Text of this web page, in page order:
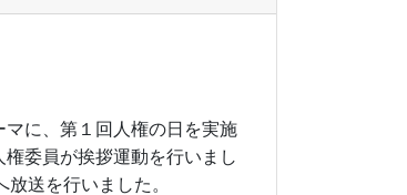
に、 第１回人権の日を実施
委員が挨拶運動を行いまし
送を行いました。